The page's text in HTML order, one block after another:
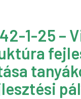
1-25 –